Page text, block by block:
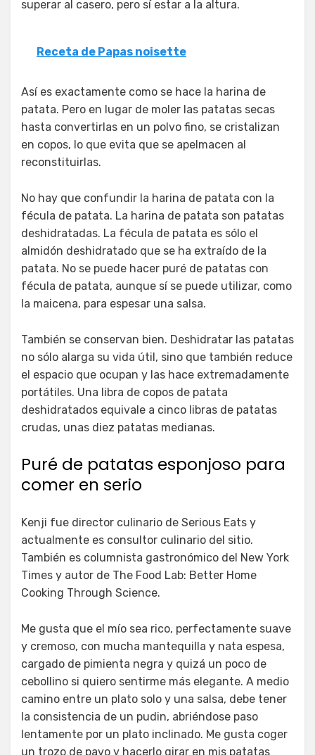
superar al casero, pero sí estar a la altura.
Receta de Papas noisette
Así es exactamente como se hace la harina de
patata. Pero en lugar de moler las patatas secas
hasta convertirlas en un polvo fino, se cristalizan
en copos, lo que evita que se apelmacen al
reconstituirlas.
No hay que confundir la harina de patata con la
fécula de patata. La harina de patata son patatas
deshidratadas. La fécula de patata es sólo el
almidón deshidratado que se ha extraído de la
patata. No se puede hacer puré de patatas con
fécula de patata, aunque sí se puede utilizar, como
la maicena, para espesar una salsa.
También se conservan bien. Deshidratar las patatas
no sólo alarga su vida útil, sino que también reduce
el espacio que ocupan y las hace extremadamente
portátiles. Una libra de copos de patata
deshidratados equivale a cinco libras de patatas
crudas, unas diez patatas medianas.
Puré de patatas esponjoso para
comer en serio
Kenji fue director culinario de Serious Eats y
actualmente es consultor culinario del sitio.
También es columnista gastronómico del New York
Times y autor de The Food Lab: Better Home
Cooking Through Science.
Me gusta que el mío sea rico, perfectamente suave
y cremoso, con mucha mantequilla y nata espesa,
cargado de pimienta negra y quizá un poco de
cebollino si quiero sentirme más elegante. A medio
camino entre un plato solo y una salsa, debe tener
la consistencia de un pudin, abriéndose paso
lentamente por un plato inclinado. Me gusta coger
un trozo de pavo y hacerlo girar en mis patatas